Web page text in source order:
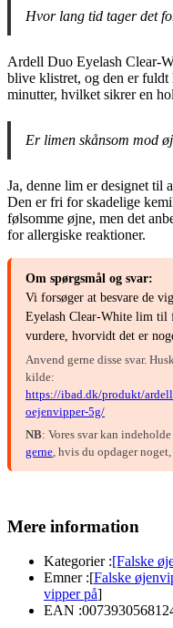
Hvor lang tid tager det
Ardell Duo Eyelash Clear-
blive klistret, og den er
minutter, hvilket sikrer en
Er limen skånsom mod
Ja, denne lim er designet til
Den er fri for skadelige
følsomme øjne, men det
for allergiske reaktioner.
Om spørgsmål og svar:
Vi forsøger at besvare de
Eyelash Clear-White lim til
vurdere, hvorvidt det er
Anvend gerne disse svar.
kilde:
https://ibad.dk/produkt/
oejenvipper-5g/
NB: Vores svar kan
gerne , hvis du opdager
Mere information
Kategorier :[Falske
Emner :[Falske
vipper på]
EAN :